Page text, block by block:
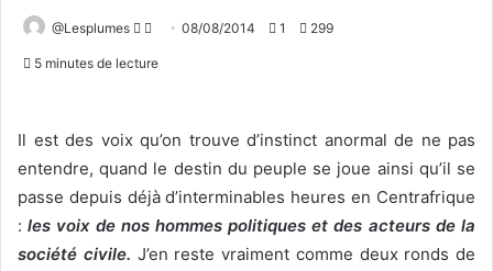
@Lesplumes
Follow
Envoyer08/08/2014 1 299
5 minutes de lecture
Il est des voix qu’on trouve d’instinct anormal de ne pas
entendre, quand le destin du peuple se joue ainsi qu’il se
passe depuis déjà d’interminables heures en Centrafrique
:les voix de nos hommes politiques et des acteurs de la
société civile. J’en reste vraiment comme deux ronds de